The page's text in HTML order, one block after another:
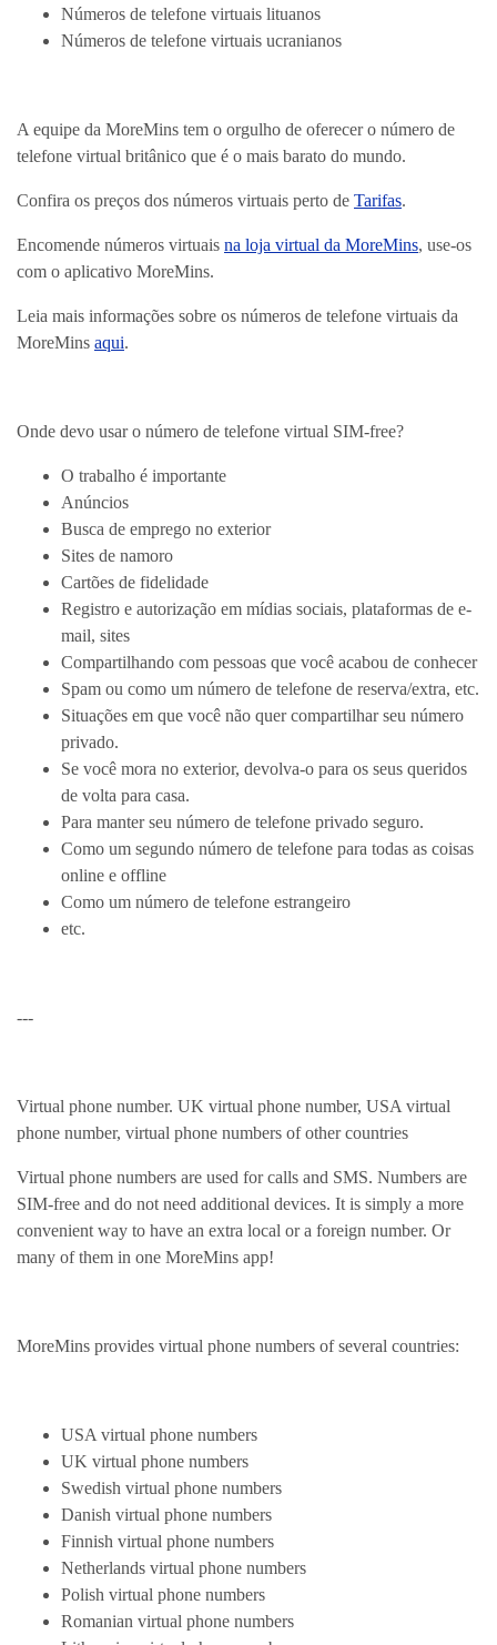
Números de telefone virtuais lituanos
Números de telefone virtuais ucranianos
A equipe da MoreMins tem o orgulho de oferecer o número de
telefone virtual britânico que é o mais barato do mundo.
Confira os preços dos números virtuais perto de Tarifas.
Encomende números virtuais na loja virtual da MoreMins, use-os
com o aplicativo MoreMins.
Leia mais informações sobre os números de telefone virtuais da
MoreMins aqui.
Onde devo usar o número de telefone virtual SIM-free?
O trabalho é importante
Anúncios
Busca de emprego no exterior
Sites de namoro
Cartões de fidelidade
Registro e autorização em mídias sociais, plataformas de e-
mail, sites
Compartilhando com pessoas que você acabou de conhecer
Spam ou como um número de telefone de reserva/extra, etc.
Situações em que você não quer compartilhar seu número
privado.
Se você mora no exterior, devolva-o para os seus queridos
de volta para casa.
Para manter seu número de telefone privado seguro.
Como um segundo número de telefone para todas as coisas
online e offline
Como um número de telefone estrangeiro
etc.
---
Virtual phone number. UK virtual phone number, USA virtual
phone number, virtual phone numbers of other countries
Virtual phone numbers are used for calls and SMS. Numbers are
SIM-free and do not need additional devices. It is simply a more
convenient way to have an extra local or a foreign number. Or
many of them in one MoreMins app!
MoreMins provides virtual phone numbers of several countries:
USA virtual phone numbers
UK virtual phone numbers
Swedish virtual phone numbers
Danish virtual phone numbers
Finnish virtual phone numbers
Netherlands virtual phone numbers
Polish virtual phone numbers
Romanian virtual phone numbers